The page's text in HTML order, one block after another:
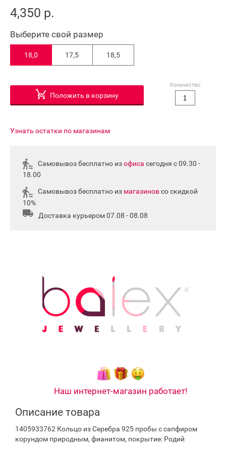
4,350 р.
Выберите свой размер
18,0 17,5 18,5
Положить в корзину
Количество
Узнать остатки по магазинам
Самовывоз бесплатно изофиса сегодня с 09.30 -
18.00
Самовывоз бесплатно из магазиновсо скидкой
10%
Доставка курьером 07.08 - 08.08
Наш интернет-магазин работает!
Описание товара
1405933762 Кольцо из Серебра 925 пробы с сапфиром
корундом природным, фианитом, покрытие: Родий